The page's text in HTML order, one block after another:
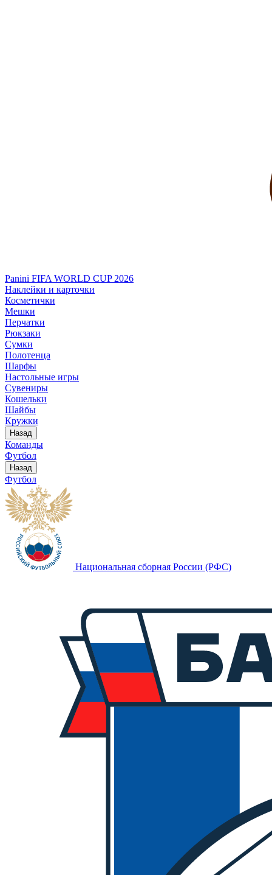
Panini FIFA WORLD CUP 2026
Наклейки и карточки
Косметички
Мешки
Перчатки
Рюкзаки
Сумки
Полотенца
Шарфы
Настольные игры
Сувениры
Кошельки
Шайбы
Кружки
Назад
Команды
Футбол
Назад
Футбол
Национальная сборная России (РФС)